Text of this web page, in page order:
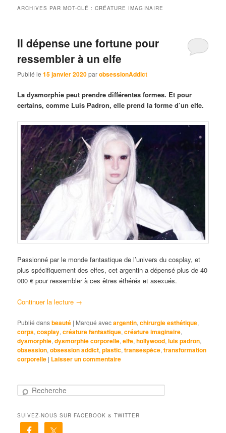
ARCHIVES PAR MOT-CLÉ :CRÉATURE IMAGINAIRE
Il dépense une fortune pour
ressembler à un elfe
Publié le15 janvier 2020parobsessionAddict
La dysmorphie peut prendre différentes formes. Et pour
certains, comme Luis Padron, elle prend la forme d’un elfe.
Passionné par le monde fantastique de l’univers du cosplay, et
plus spécifiquement des elfes, cet argentin a dépensé plus de 40
000 € pour ressembler à ces êtres éthérés et asexués.
Continuer la lecture →
Publié dansbeauté | Marqué avecargentin,chirurgie esthétique,
corps,cosplay,créature fantastique,créature imaginaire,
dysmorphie,dysmorphie corporelle,elfe,hollywood,luis padron,
obsession,obsession addict,plastic,transespèce,transformation
corporelle | Laisser un commentaire
h
SUIVEZ-NOUS SUR FACEBOOK & TWITTER